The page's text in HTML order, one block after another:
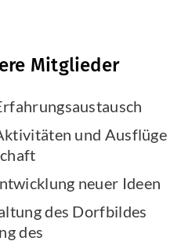
Mitglieder
und Ausflüge
neuer Ideen
des Dorfbildes
des